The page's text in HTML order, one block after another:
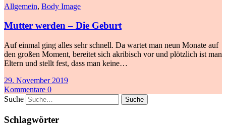
Allgemein, Body Image
Mutter werden – Die Geburt
Auf einmal ging alles sehr schnell. Da wartet man neun Monate auf
den großen Moment, bereitet sich akribisch vor und plötzlich ist man
Eltern und stellt fest, dass man keine…
29. November 2019
Kommentare 0
Suche
Schlagwörter